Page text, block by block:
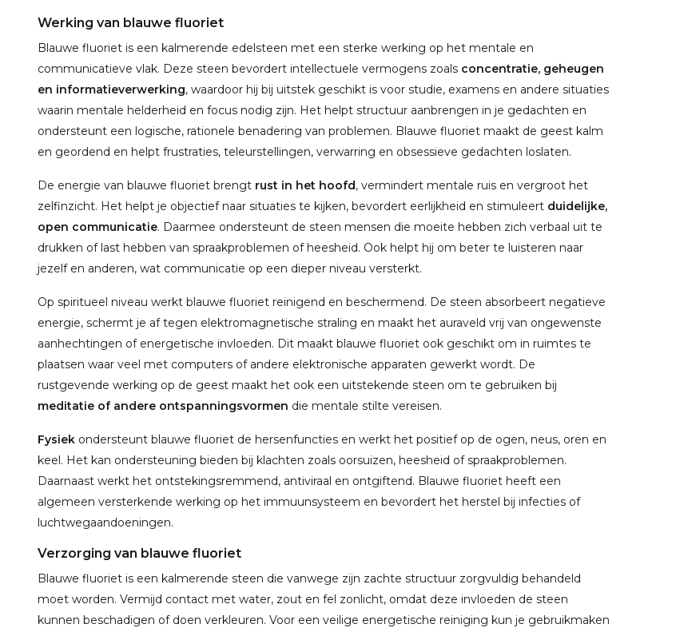
Werking van blauwe fluoriet
Blauwe fluoriet is een kalmerende edelsteen met een sterke werking op het mentale en
communicatieve vlak. Deze steen bevordert intellectuele vermogens zoals concentratie, geheugen
en informatieverwerking, waardoor hij bij uitstek geschikt is voor studie, examens en andere situaties
waarin mentale helderheid en focus nodig zijn. Het helpt structuur aanbrengen in je gedachten en
ondersteunt een logische, rationele benadering van problemen. Blauwe fluoriet maakt de geest kalm
en geordend en helpt frustraties, teleurstellingen, verwarring en obsessieve gedachten loslaten.
De energie van blauwe fluoriet brengt rust in het hoofd, vermindert mentale ruis en vergroot het
zelfinzicht. Het helpt je objectief naar situaties te kijken, bevordert eerlijkheid en stimuleert duidelijke,
open communicatie. Daarmee ondersteunt de steen mensen die moeite hebben zich verbaal uit te
drukken of last hebben van spraakproblemen of heesheid. Ook helpt hij om beter te luisteren naar
jezelf en anderen, wat communicatie op een dieper niveau versterkt.
Op spiritueel niveau werkt blauwe fluoriet reinigend en beschermend. De steen absorbeert negatieve
energie, schermt je af tegen elektromagnetische straling en maakt het auraveld vrij van ongewenste
aanhechtingen of energetische invloeden. Dit maakt blauwe fluoriet ook geschikt om in ruimtes te
plaatsen waar veel met computers of andere elektronische apparaten gewerkt wordt. De
rustgevende werking op de geest maakt het ook een uitstekende steen om te gebruiken bij
meditatie of andere ontspanningsvormen die mentale stilte vereisen.
Fysiek ondersteunt blauwe fluoriet de hersenfuncties en werkt het positief op de ogen, neus, oren en
keel. Het kan ondersteuning bieden bij klachten zoals oorsuizen, heesheid of spraakproblemen.
Daarnaast werkt het ontstekingsremmend, antiviraal en ontgiftend. Blauwe fluoriet heeft een
algemeen versterkende werking op het immuunsysteem en bevordert het herstel bij infecties of
luchtwegaandoeningen.
Verzorging van blauwe fluoriet
Blauwe fluoriet is een kalmerende steen die vanwege zijn zachte structuur zorgvuldig behandeld
moet worden. Vermijd contact met water, zout en fel zonlicht, omdat deze invloeden de steen
kunnen beschadigen of doen verkleuren. Voor een veilige energetische reiniging kun je gebruikmaken